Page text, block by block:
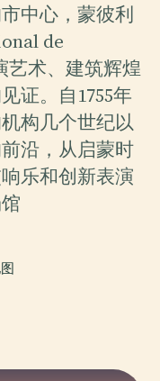
中心，蒙彼利
de
术、建筑辉煌
证。自1755年
构几个世纪以
沿，从启蒙时
乐和创新表演